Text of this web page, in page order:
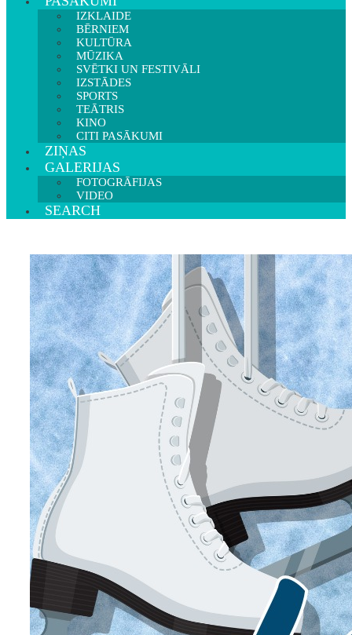
IZKLAIDE
BĒRNIEM
KULTŪRA
MŪZIKA
SVĒTKI UN FESTIVĀLI
IZSTĀDES
SPORTS
TEĀTRIS
KINO
CITI PASĀKUMI
ZIŅAS
GALERIJAS
FOTOGRĀFIJAS
VIDEO
SEARCH